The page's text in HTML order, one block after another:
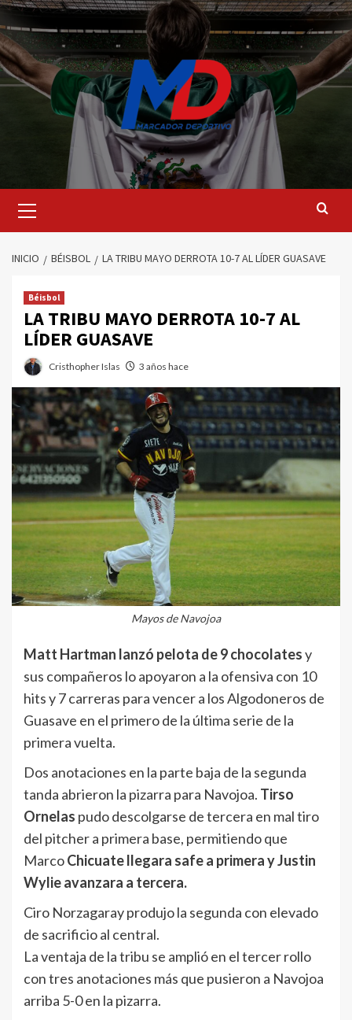
Saltar
al
contenido
principal
INICIO BÉISBOL LA TRIBU MAYO DERROTA 10-7 AL LÍDER GUASAVE
Béisbol
LA TRIBU MAYO DERROTA 10-7 AL
LÍDER GUASAVE
Cristhopher Islas 3 años hace
Mayos de Navojoa
Matt Hartman lanzó pelota de 9 chocolatesy
sus compañeros lo apoyaron a la ofensiva con 10
hits y 7 carreras para vencer a los Algodoneros de
Guasave en el primero de la última serie de la
primera vuelta.
Dos anotaciones en la parte baja de la segunda
tanda abrieron la pizarra para Navojoa. Tirso
Ornelas pudo descolgarse de tercera en mal tiro
del pitcher a primera base, permitiendo que
MarcoChicuate llegara safe a primera y Justin
Wylie avanzara a tercera.
Ciro Norzagaray produjo la segunda con elevado
de sacrificio al central.
La ventaja de la tribu se amplió en el tercer rollo
con tres anotaciones más que pusieron a Navojoa
arriba 5-0 en la pizarra.